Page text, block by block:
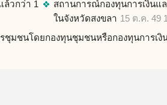
ล้วกว่า 1
สถานการณ์กองทุนการเงินแ
ในจังหวัดสงขลา 15 ต.ค. 49
มชนโดยกองทุนชุมชนหรือกองทุนการเงิ